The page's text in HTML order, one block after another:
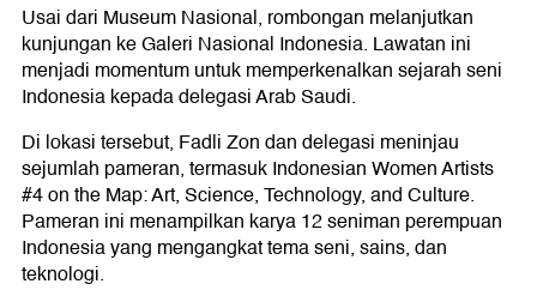
Usai dari Museum Nasional, rombongan melanjutkan
kunjungan ke Galeri Nasional Indonesia. Lawatan ini
menjadi momentum untuk memperkenalkan sejarah seni
Indonesia kepada delegasi Arab Saudi.
Di lokasi tersebut, Fadli Zon dan delegasi meninjau
sejumlah pameran, termasuk Indonesian Women Artists
#4 on the Map: Art, Science, Technology, and Culture.
Pameran ini menampilkan karya 12 seniman perempuan
Indonesia yang mengangkat tema seni, sains, dan
teknologi.